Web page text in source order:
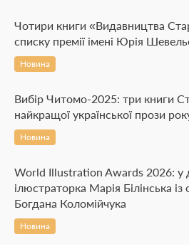
Чотири книги «Видавництва
списку премії імені Юрія
Новина
Вибір Читомо-2025: три книги
найкращої української прози
Новина
World Illustration Awards 2026: у
ілюстраторка Марія Білінська
Богдана Коломійчука
Новина